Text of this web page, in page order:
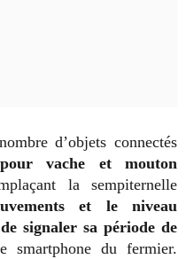
d’objets connectés
vache et mouton
la sempiternelle
et le niveau
signaler sa période de
smartphone du fermier.